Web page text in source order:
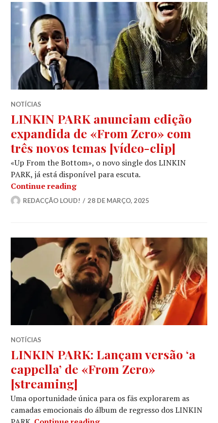
NOTÍCIAS
LINKIN PARK anunciam edição
expandida de «From Zero» com
três novos temas [vídeo-clip]
«Up From the Bottom», o novo single dos LINKIN
PARK, já está disponível para escuta.
Continue readingLINKIN PARK anunciam edição
REDACÇÃO LOUD! 28 DE MARÇO, 2025
NOTÍCIAS
LINKIN PARK: Lançam versão ‘a
cappella’ de «From Zero»
[streaming]
Uma oportunidade única para os fãs explorarem as
camadas emocionais do álbum de regresso dos LINKIN